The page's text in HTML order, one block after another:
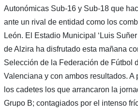
Autonómicas Sub-16 y Sub-18 que
ante un rival de entidad como los
León. El Estadio Municipal ‘Luis
de Alzira ha disfrutado esta mañana
Selección de la Federación de Fútbol
Valenciana y con ambos resultados. A
los cadetes los que arrancaron la
Grupo B; contagiados por el intenso